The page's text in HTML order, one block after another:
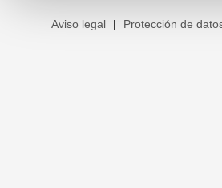
Aviso legal | Protección de